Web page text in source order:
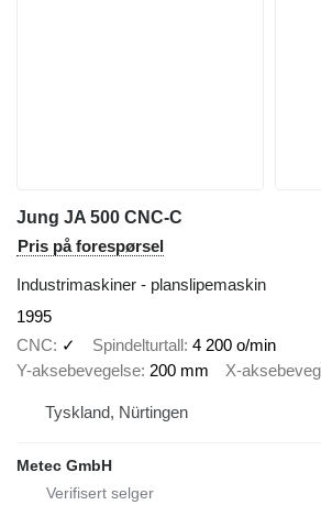
Jung JA 500 CNC-C
Pris på forespørsel
Industrimaskiner - planslipemaskin
1995
CNC
✓ Spindelturtall
4 200 o/min
Y-aksebevegelse 200 mm X-
Tyskland, Nürtingen
Metec GmbH